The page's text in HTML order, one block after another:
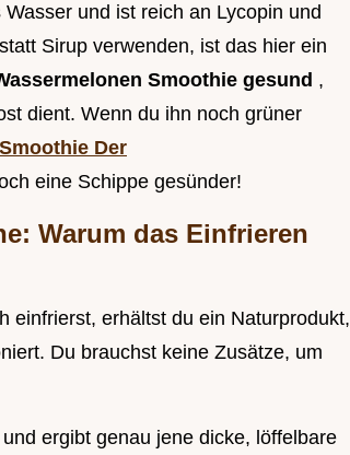
und ist reich an Lycopin und
Sirup verwenden, ist das hier ein
Smoothie gesund ,
dient. Wenn du ihn noch grüner
Der
eine Schippe gesünder!
Warum das Einfrieren
einfrierst, erhältst du ein Naturprodukt,
Du brauchst keine Zusätze, um
ergibt genau jene dicke, löffelbare